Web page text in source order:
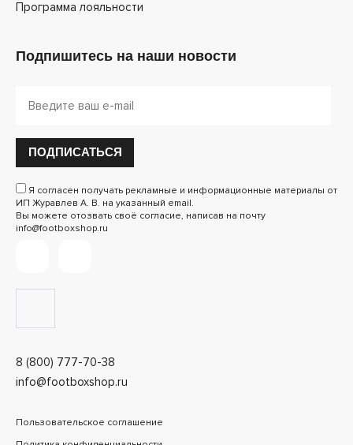
8 (800) 777-70-38
info@footboxshop.ru
Программа лояльности
Подпишитесь на наши новости
ПОДПИСАТЬСЯ
Я согласен получать рекламные и информационные материалы от
ИП Журавлев А. В. на указанный email.
Вы можете отозвать своё согласие, написав на почту
info@footboxshop.ru
Пользовательское соглашение